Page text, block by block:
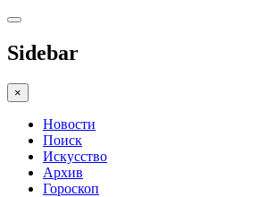
Sidebar
×
Новости
Поиск
Искусство
Архив
Гороскоп